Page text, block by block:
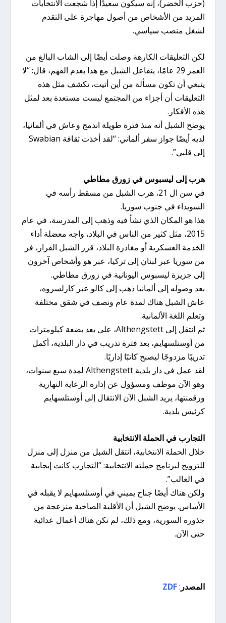
(حزب الخضر)، إنه سيكون سعيدًا إذا شجعت الانتخابات
المزيد من الأشخاص من أصول مهاجرة على التقدم
لشغل منصب سياسي.
لكن التعليقات الكارهة وصلت أيضًا إلى الشاب البالغ من
العمر 29 عامًا، يتفاعل الشبل مع هذا بعدم الفهم، قال: “لا
ينبغي أن تكون مسألة من أين أتيت، تكشف مثل هذه
التعليقات أن أجزاء من المجتمع ليست مستعدة بعد لمثل
هذه الأفكار.
يوضح الشبل أنه منذ فترة طويلة اندمج وعاش في ألمانيا،
لديه أيضًا جواز سفر ألماني: “لقد أخذت ثقافة Swabian
إلى قلبي”.
هرب إلى ليسبوس في زورق مطاطي
في سن ال 21، هرب الشبل من مسقط رأسه في
السويداء في جنوب سوريا.
هذا هو المكان الذي نشأ فيه وذهب إلى المدرسة، في عام
2015، مثل كثير من الناس في البلاد، واجه معضلة أداء
الخدمة العسكرية أو مغادرة البلاد، قرر الشبل الفرار، فر
من سوريا عبر لبنان إلى تركيا، عبر هو وأشخاص آخرون
إلى جزيرة ليسبوس اليونانية في زورق مطاطي.
بعد وصوله إلى ألمانيا ذهب إلى كالو عبر كارلسروه،
عاش الشبل هناك لمدة عام ونصف في شقق مختلفة
وتعلم اللغة الألمانية.
ثم انتقل إلى Althengstett، على بعد بضعة كيلومترات
من أوستلسهايم، بعد فترة تدريب في دار البلدية، أكمل
تدريبًا مزدوجًا ليصبح كاتبًا إداريًا.
لقد عمل في دار بلدية Althengstett لمدة سبع سنوات،
وهو الآن موظف ومسؤول عن إدارة الرعاية النهارية
ورقمنتها، يريد الشبل الآن الانتقال إلى أوستلسهايم
كرئيس بلدية.
التجارب في الحملة الانتخابية
خلال الحملة الانتخابية، انتقل الشبل من منزل إلى منزل
للترويج لبرنامج حملته الانتخابية: “التجارب كانت إيجابية
في الغالب”.
ولكن هناك أيضًا جناح يميني في أوستلسهايم لا يقبله في
الأساس. يوضح الشبل أن الأقلية الصاخبة منزعجة من
جذوره السورية، ومع ذلك، لم تكن هناك أعمال عدائية
حتى الآن.
المصدر :
ZDF